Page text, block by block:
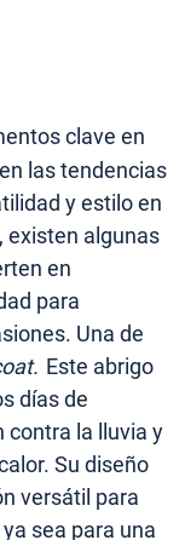
clave en
las tendencias
y estilo en
existen algunas
en
para
Una de
Este abrigo
días de
contra la lluvia y
Su diseño
versátil para
sea para una